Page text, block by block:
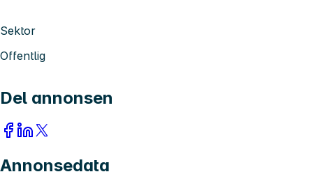
Sektor
Offentlig
Del annonsen
Annonsedata